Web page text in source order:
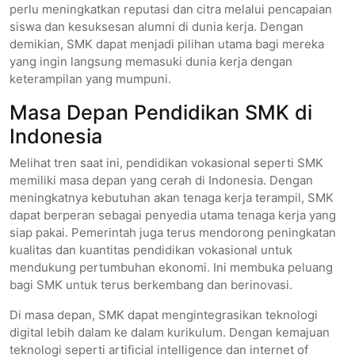
perlu meningkatkan reputasi dan citra melalui pencapaian
siswa dan kesuksesan alumni di dunia kerja. Dengan
demikian, SMK dapat menjadi pilihan utama bagi mereka
yang ingin langsung memasuki dunia kerja dengan
keterampilan yang mumpuni.
Masa Depan Pendidikan SMK di
Indonesia
Melihat tren saat ini, pendidikan vokasional seperti SMK
memiliki masa depan yang cerah di Indonesia. Dengan
meningkatnya kebutuhan akan tenaga kerja terampil, SMK
dapat berperan sebagai penyedia utama tenaga kerja yang
siap pakai. Pemerintah juga terus mendorong peningkatan
kualitas dan kuantitas pendidikan vokasional untuk
mendukung pertumbuhan ekonomi. Ini membuka peluang
bagi SMK untuk terus berkembang dan berinovasi.
Di masa depan, SMK dapat mengintegrasikan teknologi
digital lebih dalam ke dalam kurikulum. Dengan kemajuan
teknologi seperti artificial intelligence dan internet of